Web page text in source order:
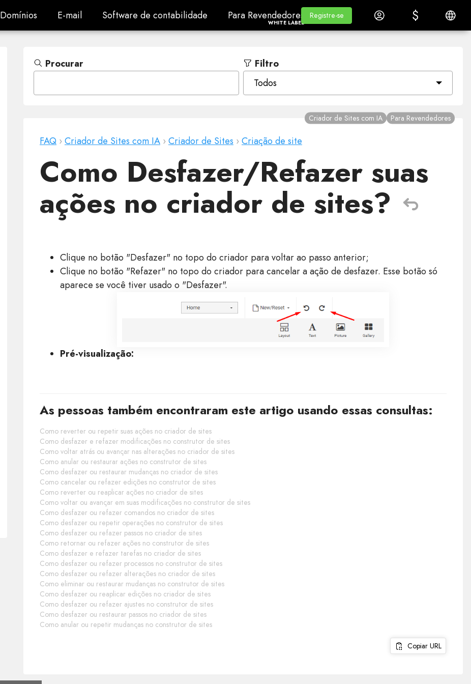
Domínios
Domínios E-mail
E-mail Software de contabilidade
Software de contabilidade Para RevendedoresWhite Label
Para Revendedores
WHITE LABEL
Aprender
Aprender
Registre-se
Registre-se Iniciar Sessão
$
$
Procurar
Filtro
Todos
FAQ ›Criador de Sites com IA ›Criador de Sites ›Criação de site
Criador de Sites com IA Para Revendedores
Como Desfazer/Refazer suas
ações no criador de sites?
Clique no botão "Desfazer" no topo do criador para voltar ao passo anterior;
Clique no botão "Refazer" no topo do criador para cancelar a ação de desfazer. Esse botão só
aparece se você tiver usado o "Desfazer".
Pré-visualização:
As pessoas também encontraram este artigo usando essas consultas:
Como reverter ou repetir suas ações no criador de sites
Como desfazer e refazer modificações no construtor de sites
Como voltar atrás ou avançar nas alterações no criador de sites
Como anular ou restaurar ações no construtor de sites
Como desfazer ou restaurar mudanças no criador de sites
Como cancelar ou refazer edições no construtor de sites
Como reverter ou reaplicar ações no criador de sites
Como voltar ou avançar em suas modificações no construtor de sites
Como desfazer ou refazer comandos no criador de sites
Como desfazer ou repetir operações no construtor de sites
Como desfazer ou refazer passos no criador de sites
Como retornar ou refazer ações no construtor de sites
Como desfazer e refazer tarefas no criador de sites
Como desfazer ou refazer processos no construtor de sites
Como desfazer ou refazer alterações no criador de sites
Como eliminar ou restaurar mudanças no construtor de sites
Como desfazer ou reaplicar edições no criador de sites
Como desfazer ou refazer ajustes no construtor de sites
Como desfazer ou restaurar passos no criador de sites
Como anular ou repetir mudanças no construtor de sites
Copiar URL